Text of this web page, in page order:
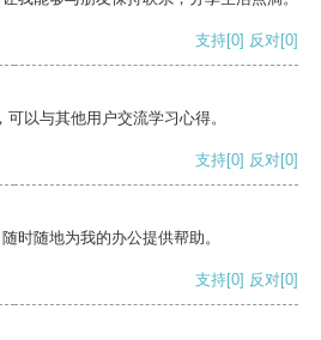
支持[0] 反对[0]
以与其他用户交流学习心得。
支持[0] 反对[0]
时随地为我的办公提供帮助。
支持[0] 反对[0]